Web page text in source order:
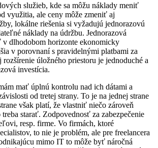
služieb, kde sa môžu náklady meniť
využitia, ale ceny môže zmeniť aj
lokálne riešenia si vyžadujú jednorazovú
náklady na údržbu. Jednorazová
v dlhodobom horizonte ekonomicky
v porovnaní s pravidelnými platbami za
úložného priestoru je jednoduché a
investícia.
mať úplnú kontrolu nad ich dátami a
od tretej strany. To je na jednej strane
však platí, že vlastniť niečo zároveň
treba starať. Zodpovednosť za zabezpečenie
resp. firme. Vo firmách, ktoré
to nie je problém, ale pre freelancera
mimo IT to môže byť náročná